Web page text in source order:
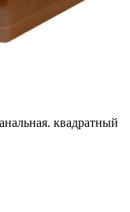
квадратный